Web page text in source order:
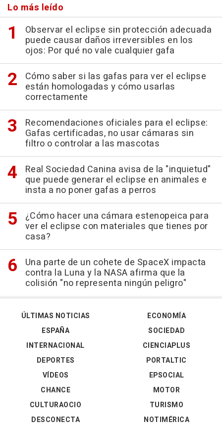
Lo más leído
Observar el eclipse sin protección adecuada
puede causar daños irreversibles en los
ojos: Por qué no vale cualquier gafa
Cómo saber si las gafas para ver el eclipse
están homologadas y cómo usarlas
correctamente
Recomendaciones oficiales para el eclipse:
Gafas certificadas, no usar cámaras sin
filtro o controlar a las mascotas
Real Sociedad Canina avisa de la "inquietud"
que puede generar el eclipse en animales e
insta a no poner gafas a perros
¿Cómo hacer una cámara estenopeica para
ver el eclipse con materiales que tienes por
casa?
Una parte de un cohete de SpaceX impacta
contra la Luna y la NASA afirma que la
colisión "no representa ningún peligro"
ÚLTIMAS NOTICIAS
ESPAÑA
INTERNACIONAL
DEPORTES
VÍDEOS
ECONOMÍA
SOCIEDAD
CIENCIAPLUS
PORTALTIC
EPSOCIAL
CHANCE
CULTURAOCIO
DESCONECTA
MOTOR
TURISMO
NOTIMÉRICA